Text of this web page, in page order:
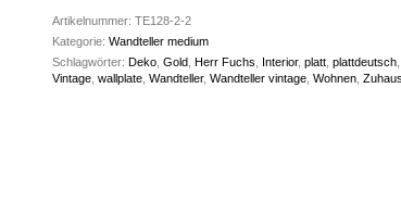
Artikelnummer: TE128-2-2
Kategorie: Wandteller medium
Schlagwörter: Deko, Gold, Herr Fuchs Interior, platt, plattdeutsch,
Vintage, wallplate, Wandteller, Wandteller vintage, Wohnen,